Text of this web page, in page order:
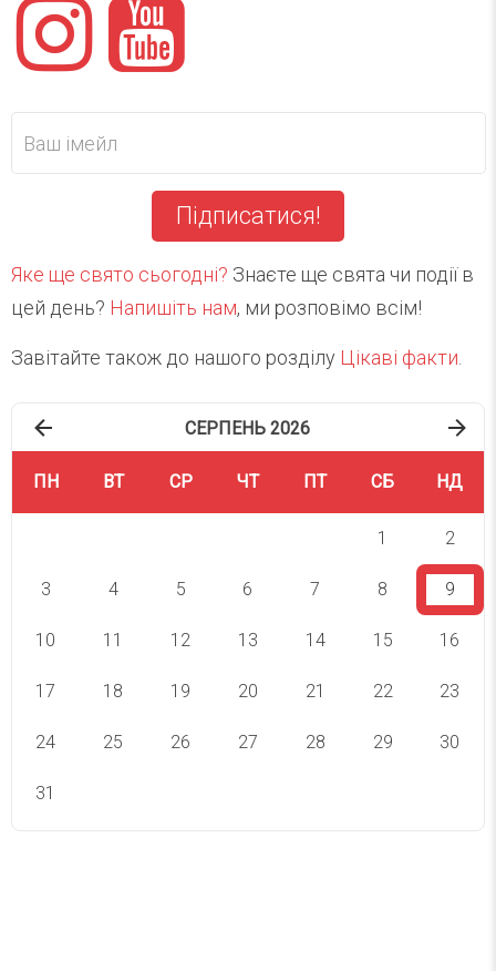
Підписатися!
Яке ще свято сьогодні? Знаєте ще свята чи події в
цей день? Напишіть нам, ми розповімо всім!
Завітайте також до нашого розділу Цікаві факти
СЕРПЕНЬ 2026
ПН ВТ СР ЧТ ПТ СБ НД
1 2
3 4 5 6 7 8 9
10 11 12 13 14 15 16
17 18 19 20 21 22 23
24 25 26 27 28 29 30
31